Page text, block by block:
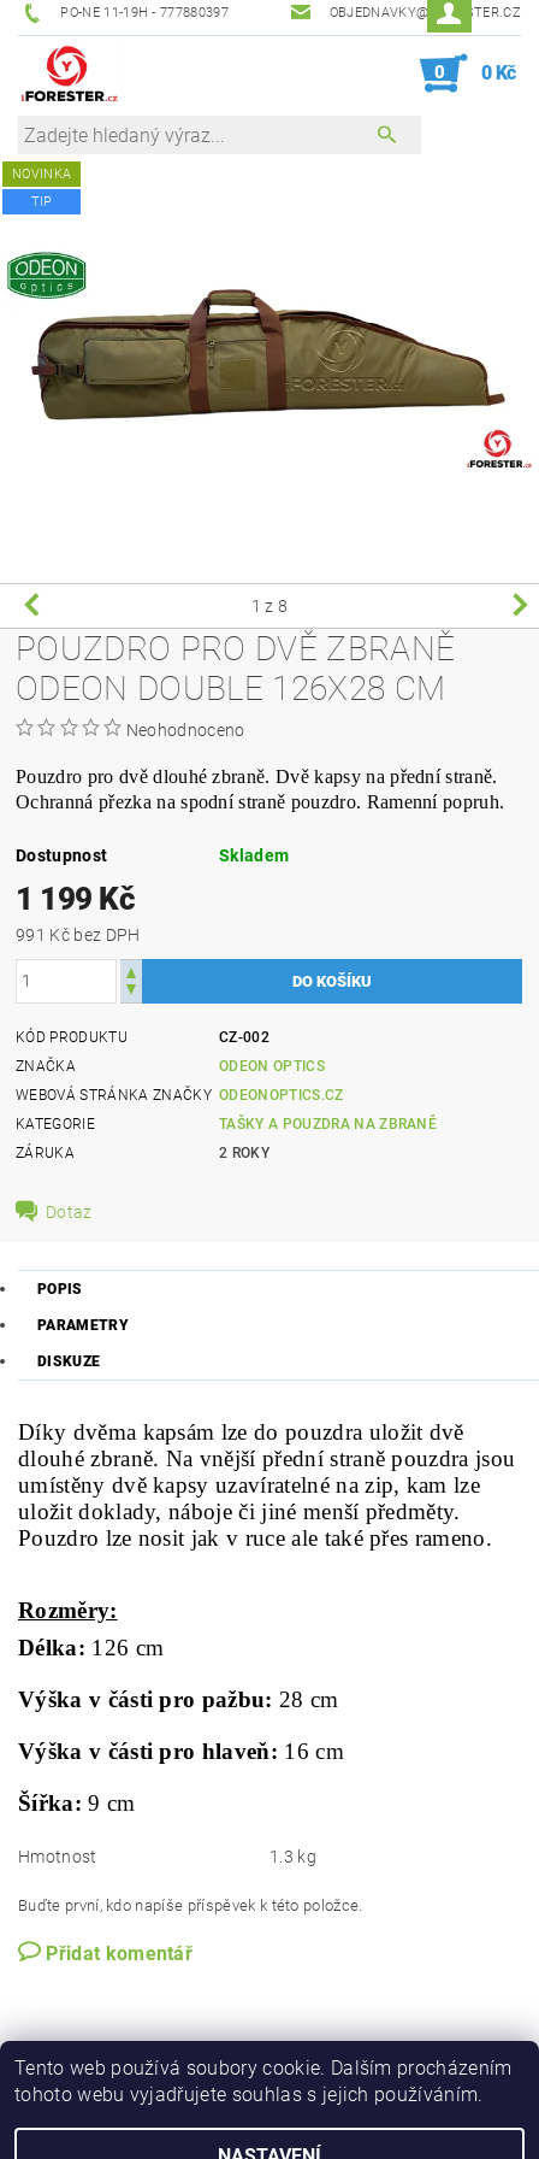
PO-NE 11-19H - 777880397 OBJEDNAVKY@IFORESTER.CZ
0 0 Kč
NOVINKA
TIP
1 z 8
POUZDRO PRO DVĚ ZBRANĚ
ODEON DOUBLE 126X28 CM
Neohodnoceno
Pouzdro pro dvě dlouhé zbraně. Dvě kapsy na přední straně.
Ochranná přezka na spodní straně pouzdro. Ramenní popruh.
Dostupnost Skladem
1 199 Kč
991 Kč bez DPH
KÓD PRODUKTU
CZ-002
ZNAČKA
ODEON OPTICS
WEBOVÁ STRÁNKA ZNAČKY ODEONOPTICS.CZ
KATEGORIE
TAŠKY A POUZDRA NA ZBRANĚ
ZÁRUKA
2 ROKY
Dotaz
POPIS
PARAMETRY
DISKUZE
Díky dvěma kapsám lze do pouzdra uložit dvě
dlouhé zbraně. Na vnější přední straně pouzdra jsou
umístěny dvě kapsy uzavíratelné na zip, kam lze
uložit doklady, náboje či jiné menší předměty.
Pouzdro lze nosit jak v ruce ale také přes rameno.
Rozměry:
Délka: 126 cm
Výška v části pro pažbu: 28 cm
Výška v části pro hlaveň: 16 cm
Šířka: 9 cm
Hmotnost 1.3 kg
Buďte první, kdo napíše příspěvek k této položce.
Přidat komentář
Tento web používá soubory cookie. Dalším procházením
tohoto webu vyjadřujete souhlas s jejich používáním.